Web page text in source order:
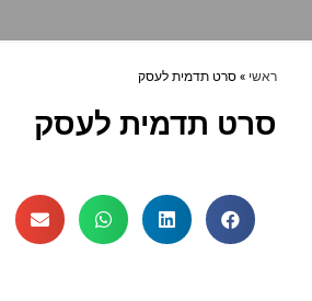
ראשי »סרט תדמית לעסק
סרט תדמית לעסק